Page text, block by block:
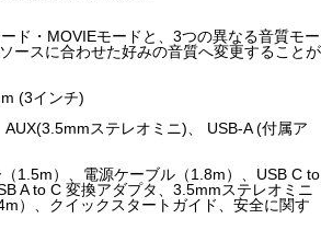
ド・MOVIEモードと、3つの異なる音質モー
ースに合わせた好みの音質へ変更することが
(3インチ)
ステレオミニ)、 USB-A (付属ア
1.5m）、電源ケーブル（1.8m）、USB C to
A to C 変換アダプタ、3.5mmステレオミニ
）、クイックスタートガイド、安全に関す